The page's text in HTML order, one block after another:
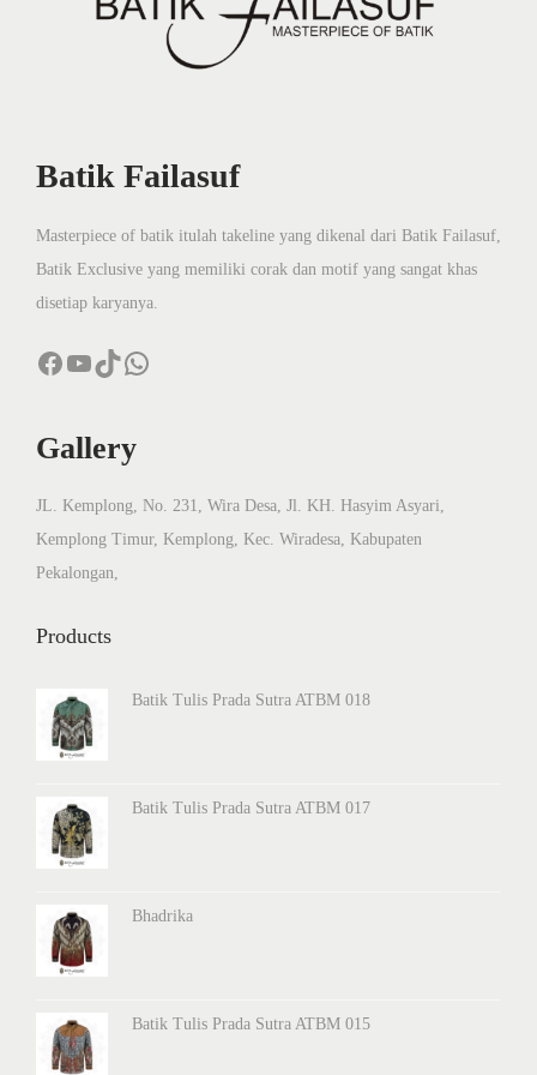
Batik Failasuf
Masterpiece of batik itulah takeline yang dikenal dari Batik Failasuf,
Batik Exclusive yang memiliki corak dan motif yang sangat khas
disetiap karyanya.
Facebook YouTube TikTok WhatsApp
Gallery
JL. Kemplong, No. 231, Wira Desa, Jl. KH. Hasyim Asyari,
Kemplong Timur, Kemplong, Kec. Wiradesa, Kabupaten
Pekalongan,
Products
Batik Tulis Prada Sutra ATBM 018
Batik Tulis Prada Sutra ATBM 017
Bhadrika
Batik Tulis Prada Sutra ATBM 015